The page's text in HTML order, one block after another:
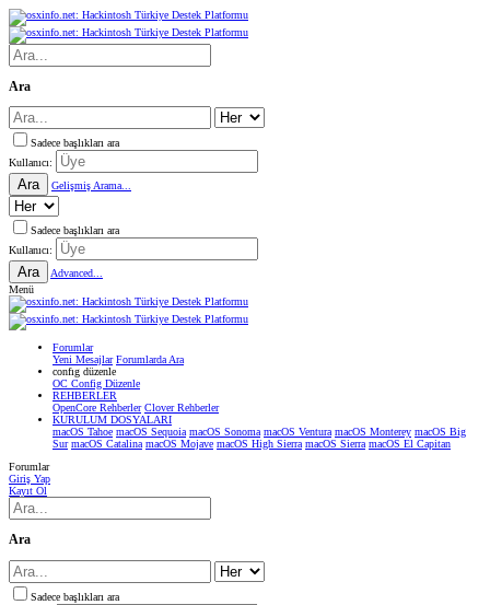
Ara
Sadece başlıkları ara
Kullanıcı:
Ara Gelişmiş Arama...
Sadece başlıkları ara
Kullanıcı:
Ara
Advanced...
Menü
Forumlar
Yeni Mesajlar Forumlarda Ara
confıg düzenle
OC Config Düzenle
REHBERLER
OpenCore Rehberler Clover Rehberler
KURULUM DOSYALARI
macOS Tahoe macOS Sequoia macOS Sonoma macOS Ventura macOS Monterey macOS Big
Sur macOS Catalina macOS Mojave macOS High Sierra macOS Sierra macOS El Capitan
Forumlar
Giriş Yap
Kayıt Ol
Ara
Sadece başlıkları ara